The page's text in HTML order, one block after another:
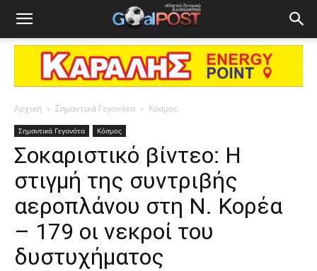
Αρχική Σημαντικά Γεγονότα Κόσμος
Σημαντικά Γεγονότα Κόσμος
Σοκαριστικό βίντεο: Η
στιγμή της συντριβής
αεροπλάνου στη Ν. Κορέα
– 179 οι νεκροί του
δυστυχήματος